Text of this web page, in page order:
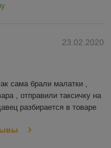
23.02.2020
сама брали малатки ,
, отправили таксичку на
разбирается в товаре